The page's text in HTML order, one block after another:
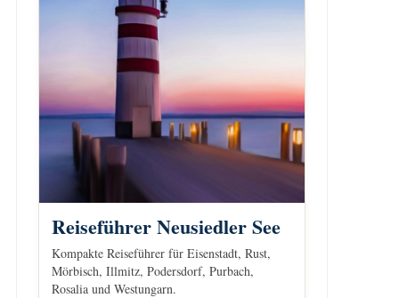
Reiseführer Neusiedler See
Kompakte Reiseführer für Eisenstadt, Rust,
Mörbisch, Illmitz, Podersdorf, Purbach,
Rosalia und Westungarn.